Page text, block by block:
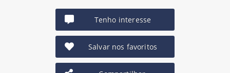
Tenho interesse
Salvar nos favoritos